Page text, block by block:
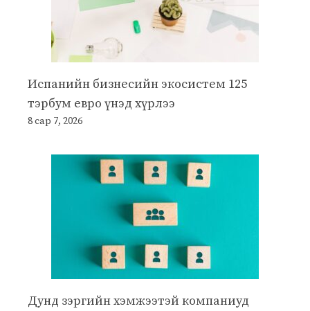
Испанийн бизнесийн экосистем 125
тэрбум евро үнэд хүрлээ
8 сар 7, 2026
Дунд зэргийн хэмжээтэй компаниуд